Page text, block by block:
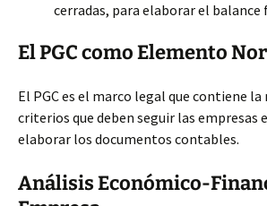
cerradas, para elaborar el balance
El PGC como Elemento
El PGC es el marco legal que contiene
criterios que deben seguir las empresas
elaborar los documentos contables.
Análisis Económico-